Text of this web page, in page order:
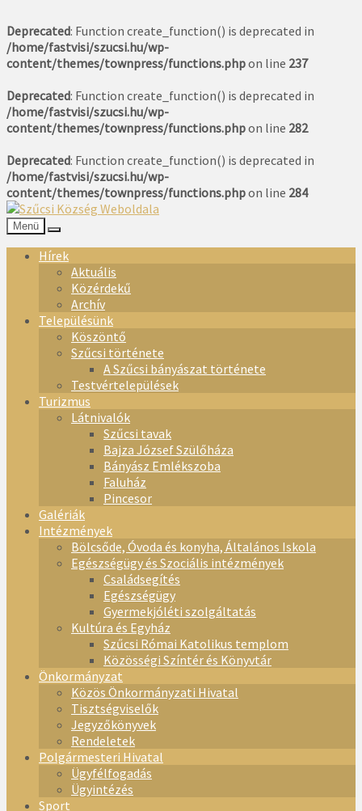
Deprecated: Function create_function() is deprecated in
/home/fastvisi/szucsi.hu/wp-
content/themes/townpress/functions.phpon line 237
Deprecated: Function create_function() is deprecated in
/home/fastvisi/szucsi.hu/wp-
content/themes/townpress/functions.phpon line 282
Deprecated: Function create_function() is deprecated in
/home/fastvisi/szucsi.hu/wp-
content/themes/townpress/functions.phpon line 284
Menü
Hírek
Aktuális
Közérdekű
Archív
Településünk
Köszöntő
Szűcsi története
A Szűcsi bányászat története
Testvértelepülések
Turizmus
Látnivalók
Szűcsi tavak
Bajza József Szülőháza
Bányász Emlékszoba
Faluház
Pincesor
Galériák
Intézmények
Bölcsőde, Óvoda és konyha, Általános Iskola
Egészségügy és Szociális intézmények
Családsegítés
Egészségügy
Gyermekjóléti szolgáltatás
Kultúra és Egyház
Szűcsi Római Katolikus templom
Közösségi Színtér és Könyvtár
Önkormányzat
Közös Önkormányzati Hivatal
Tisztségviselők
Jegyzőkönyvek
Rendeletek
Polgármesteri Hivatal
Ügyfélfogadás
Ügyintézés
Sport